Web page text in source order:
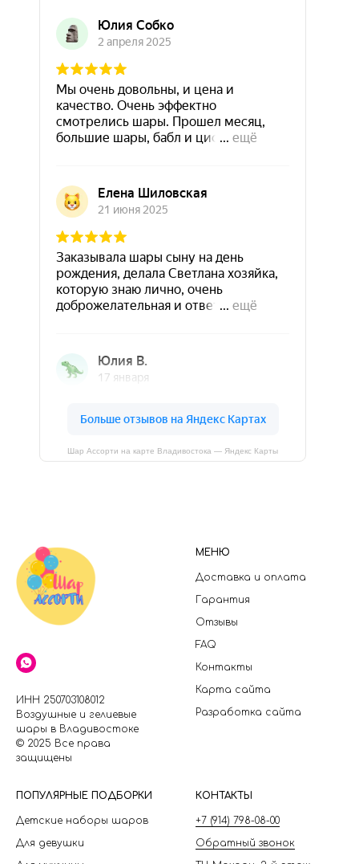
Шар Ассорти на карте Владивостока — Яндекс Карты
ИНН 250703108012
Воздушные и гелиевые
шары в Владивостоке
© 2025 Все права
защищены
МЕНЮ
Доставка и оплата
Гарантия
Отзывы
FAQ
Контакты
Карта сайта
Разработка сайта
ПОПУЛЯРНЫЕ ПОДБОРКИ
Детские наборы шаров
Для девушки
КОНТАКТЫ
+7 (914) 798-08-00
Обратный звонок